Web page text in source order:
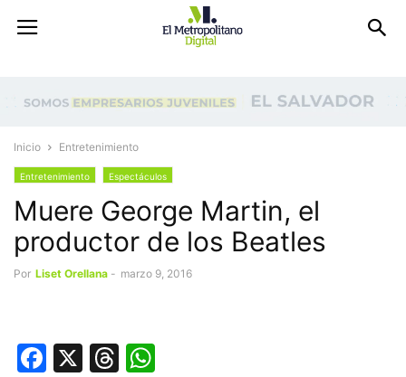
Inicio Entretenimiento
Entretenimiento Espectáculos
Muere George Martin, el
productor de los Beatles
Por Liset Orellana - marzo 9, 2016
Facebook
X Threads